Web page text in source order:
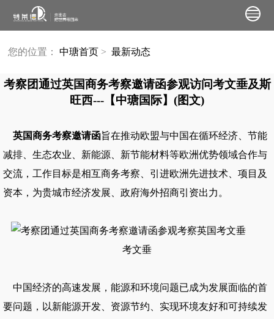
您的位置： 中瑭首页 > 最新动态
考察团通过英国商务考察邀请函参观访问考文垂及斯
旺西---【中瑭国际】(图文)
英国商务考察邀请函旨在推动欧盟与中国在循环经济、节能
减排、生态农业、新能源、新节能材料等欧洲优势领域合作与
交流，工作目标是相互商务考察、引进欧洲先进技术、项目及
资本，为贵城市经济发展、政府海外招商引资出力。
考文垂
中国经济的高速发展，能源和环境问题已成为发展面临的首
要问题，以新能源开发、资源节约、实现环境友好和可持续发